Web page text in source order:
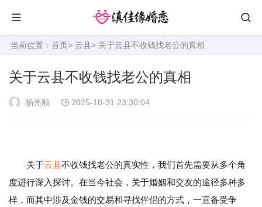
当前位置： 首页> 云县> 关于云县不收钱找老公的真相
关于云县不收钱找老公的真相
杨亮顺 2025-10-31 23:30:04
关于云县不收钱找老公的真实性，我们首先需要从多个角
度进行深入探讨。在当今社会，关于婚姻和交友的途径多种多
样，而其中涉及金钱的交易和寻找伴侣的方式，一直备受争